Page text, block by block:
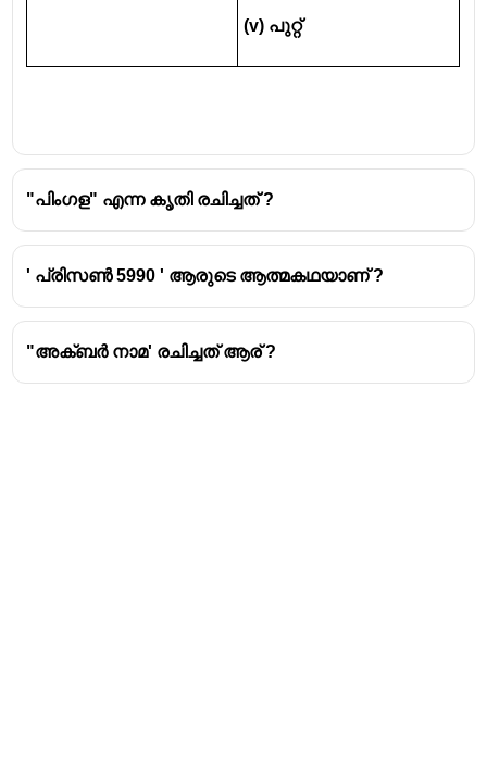
(v) പുറ്റ്
"പിംഗള" എന്ന കൃതി രചിച്ചത് ?
' പ്രിസൺ 5990 ' ആരുടെ ആത്മകഥയാണ് ?
"അക്ബർ നാമ' രചിച്ചത് ആര് ?